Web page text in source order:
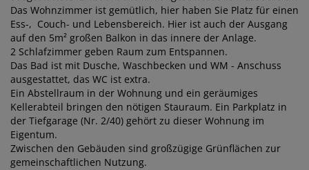
Das Wohnzimmer ist gemütlich, hier haben Sie Platz für einen
Ess-, Couch- und Lebensbereich. Hier ist auch der Ausgang
auf den 5m² großen Balkon in das innere der Anlage.
2 Schlafzimmer geben Raum zum Entspannen.
Das Bad ist mit Dusche, Waschbecken und WM - Anschuss
ausgestattet, das WC ist extra.
Ein Abstellraum in der Wohnung und ein geräumiges
Kellerabteil bringen den nötigen Stauraum. Ein Parkplatz in
der Tiefgarage (Nr. 2/40) gehört zu dieser Wohnung im
Eigentum.
Zwischen den Gebäuden sind großzügige Grünflächen zur
gemeinschaftlichen Nutzung.